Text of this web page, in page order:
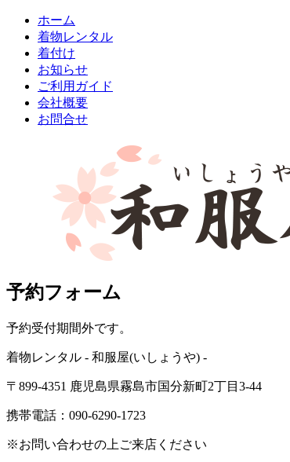
ホーム
着物レンタル
着付け
お知らせ
ご利用ガイド
会社概要
お問合せ
予約フォーム
予約受付期間外です。
着物レンタル - 和服屋(いしょうや) -
〒899-4351 鹿児島県霧島市国分新町2丁目3-44
携帯電話：090-6290-1723
※お問い合わせの上ご来店ください